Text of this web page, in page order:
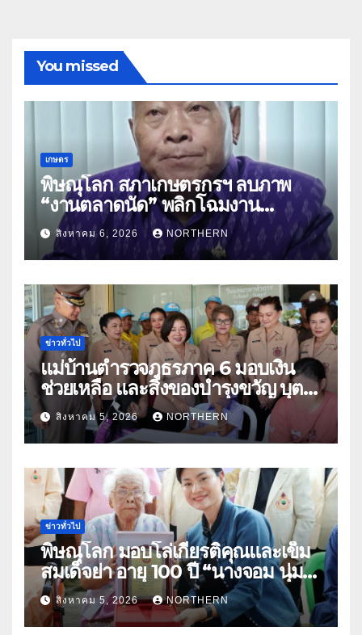
You missed
เกษตร
พิษณุโลก สภาเกษตรกรฯ ลบภาพ
“งานตลาดนัด” พลิกโฉมงาน
“เกษตรรุ่งเรืองเมืองสองแคว 69” มุ่ง
ประโยชน์เกษตรกร ดึงนวัตกรรม-จับ
คู่ธุรกิจดันสินค้าเกษตรสู่สากล (คลิป)
สิงหาคม 6, 2026 NORTHERN
ข่าวทั่วไป
แม่บ้านตำรวจภูธรภาค 6 มอบเงิน
ช่วยเหลือ และสิ่งของบำรุงขวัญ บุตร-
ธิดา ข้าราชการตำรวจจังหวัด
อุทัยธานี
สิงหาคม 5, 2026 NORTHERN
ข่าวทั่วไป
พิษณุโลก มอบโล่เกียรติคุณและเข็ม
สมเด็จย่า อายุ 100 ปี “นางจอม นุ่ม
เนตร” ตำบลบ้านกร่าง อำเภอเมือง
สิงหาคม 5, 2026 NORTHERN